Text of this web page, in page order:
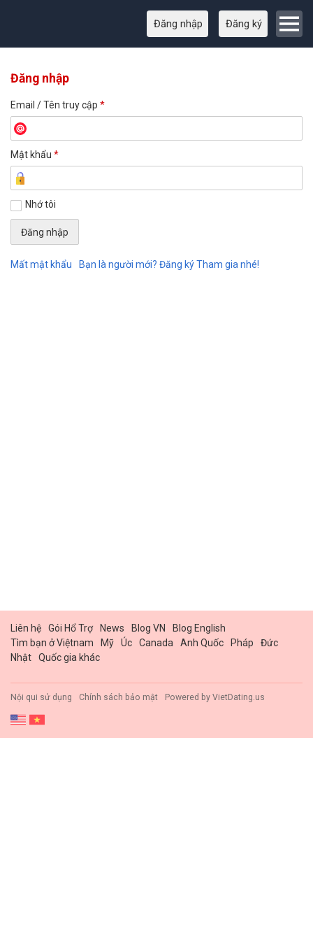
Đăng nhập Đăng ký
Đăng nhập
Email / Tên truy cập *
Mật khẩu *
Nhớ tôi
Mất mật khẩu Bạn là người mới? Đăng ký Tham gia nhé!
Liên hệ Gói Hổ Trợ News Blog VN
Blog English
Tìm bạn ở Việtnam
Mỹ Úc Canada Anh Quốc Pháp
Đức
Nhật
Quốc gia khác
Nội qui sử dụng Chính sách bảo mật Powered by VietDating.us